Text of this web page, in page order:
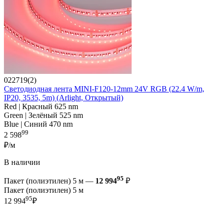
022719(2)
Светодиодная лента MINI-F120-12mm 24V RGB (22.4 W/m,
IP20, 3535, 5m) (Arlight, Открытый)
Red | Красный 625 nm
Green | Зелёный 525 nm
Blue | Синий 470 nm
2 59899
₽/м
В наличии
Пакет (полиэтилен) 5 м — 12 99495 ₽
Пакет (полиэтилен) 5 м
12 99495₽